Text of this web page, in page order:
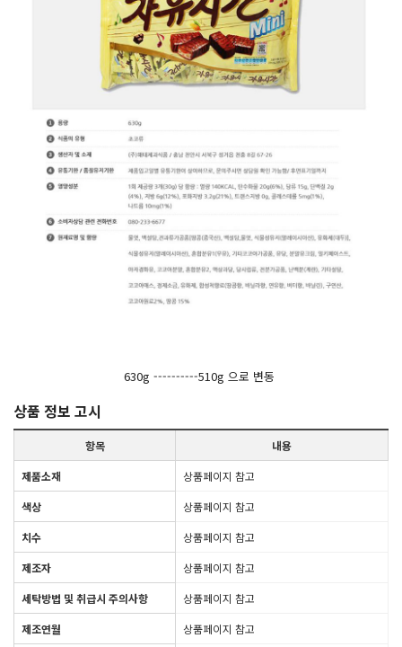
630g ----------510g 으로 변동
상품 정보 고시
항목
내용
제품소재
상품페이지 참고
색상
상품페이지 참고
치수
상품페이지 참고
제조자
상품페이지 참고
세탁방법 및 취급시 주의사항
상품페이지 참고
제조연월
상품페이지 참고